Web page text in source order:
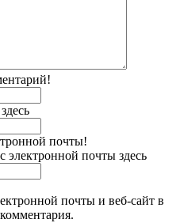
почты!
электронной почты здесь
почты и веб-сайт в